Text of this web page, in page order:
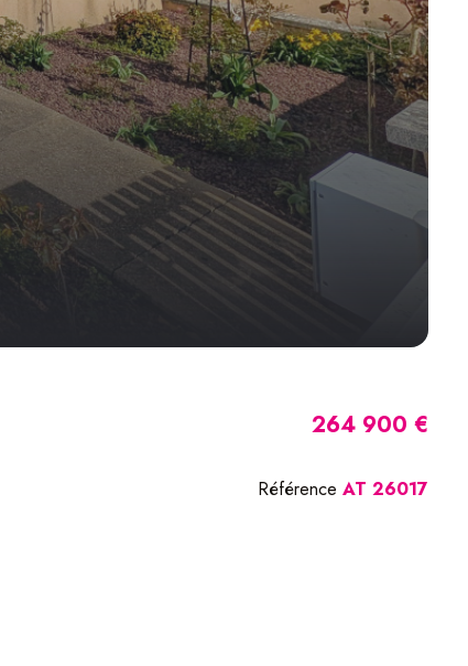
264 900 €
Référence AT 26017